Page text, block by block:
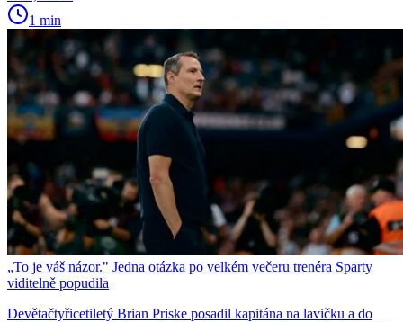
1 min
„To je váš názor." Jedna otázka po velkém večeru trenéra Sparty
viditelně popudila
Devětačtyřicetiletý Brian Priske posadil kapitána na lavičku a do